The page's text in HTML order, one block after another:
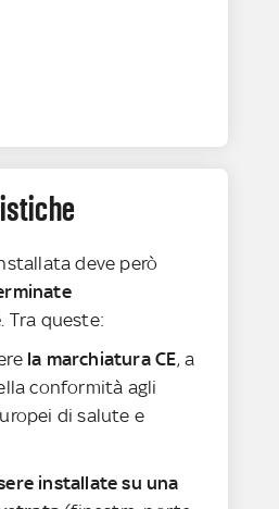
deve però
. Tra queste:
la marchiatura CE, a
conformità agli
di salute e
installate su una